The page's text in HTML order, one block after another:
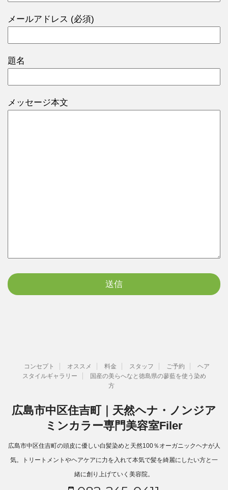
メールアドレス (必須)
題名
メッセージ本文
コンセプト オススメ 料金 スタッフ ご予約
ヘア
スタイルギャラリー
国産の美らへなと徳島県の蓼藍を使う染め
方
広島市中区住吉町｜天然ヘナ・ノンジア
ミンカラー専門美容室Filer
広島市中区住吉町の頭皮に優しい白髪染めと天然100％オーガニックヘナが人
気。トリートメントやヘアケアに力を入れて本気で髪を綺麗にしたい方と一
緒に創り上げていく美容院。